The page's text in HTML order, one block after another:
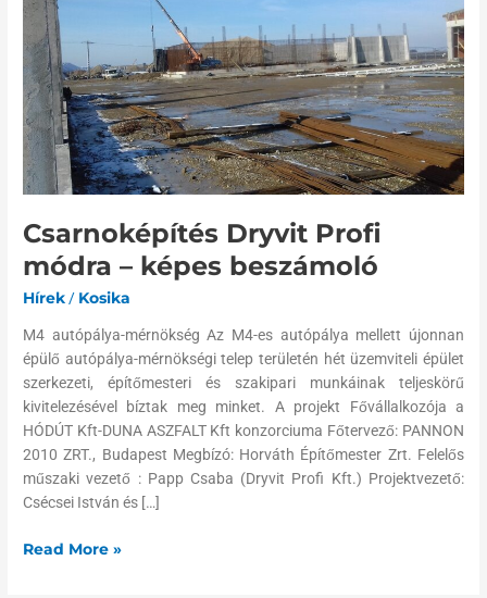
Csarnoképítés Dryvit Profi
módra – képes beszámoló
Hírek / Kosika
M4 autópálya-mérnökség Az M4-es autópálya mellett újonnan
épülő autópálya-mérnökségi telep területén hét üzemviteli épület
szerkezeti, építőmesteri és szakipari munkáinak teljeskörű
kivitelezésével bíztak meg minket. A projekt Fővállalkozója a
HÓDÚT Kft-DUNA ASZFALT Kft konzorciuma Főtervező: PANNON
2010 ZRT., Budapest Megbízó: Horváth Építőmester Zrt. Felelős
műszaki vezető : Papp Csaba (Dryvit Profi Kft.) Projektvezető:
Csécsei István és […]
Profi
módra
–
képes
beszámoló
Read More »